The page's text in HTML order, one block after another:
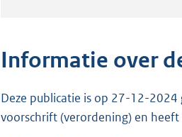
Informatie over
Deze publicatie is op 27-12-2024
voorschrift (verordening) en